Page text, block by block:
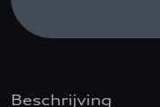
Beschrijving